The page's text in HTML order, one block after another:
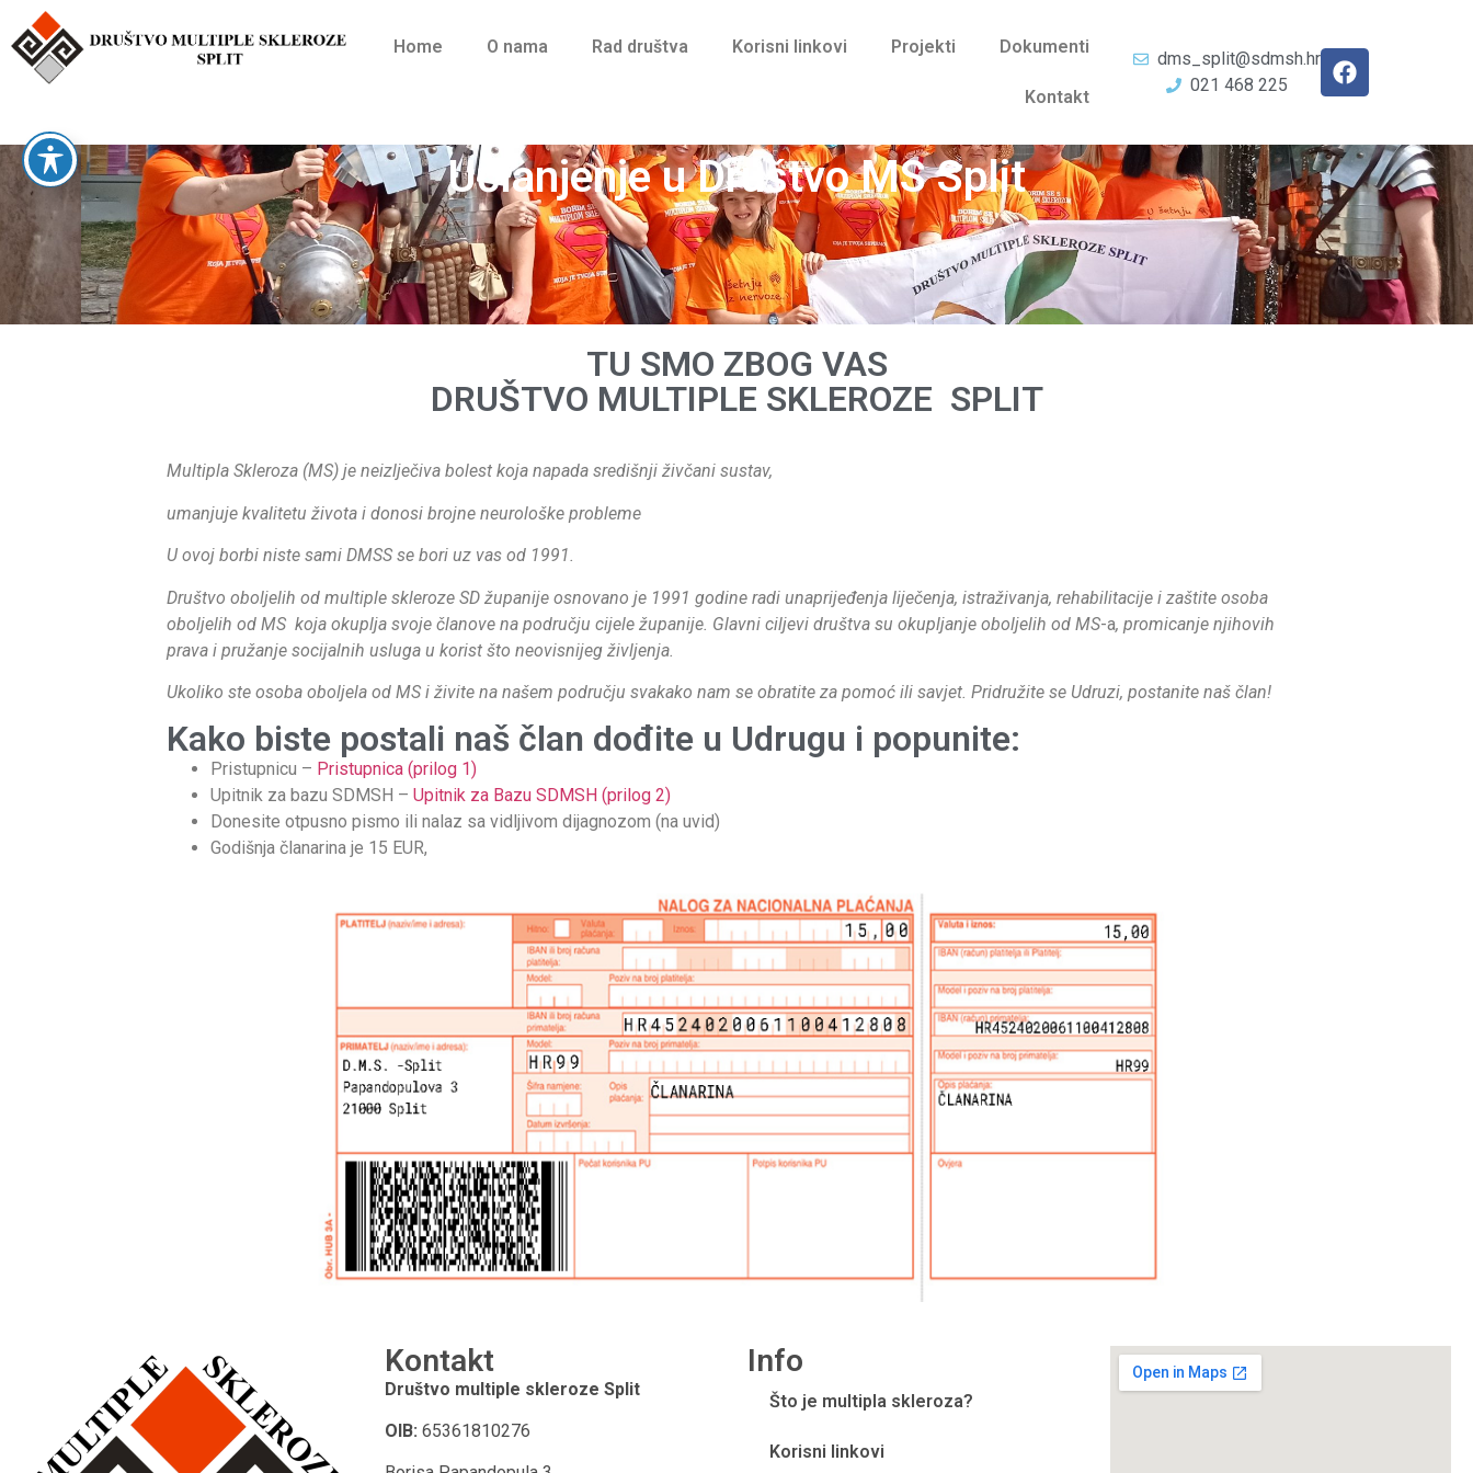
Home O nama Rad društva Korisni linkovi Projekti Dokumenti
Kontakt
dms_split@sdmsh.hr
021 468 225
Učlanjenje u Društvo MS Split
TU SMO ZBOG VAS
DRUŠTVO MULTIPLE SKLEROZE SPLIT
Multipla Skleroza (MS) je neizlječiva bolest koja napada središnji živčani sustav,
umanjuje kvalitetu života i donosi brojne neurološke probleme
U ovoj borbi niste sami DMSS se bori uz vas od 1991.
Društvo oboljelih od multiple skleroze SD županije osnovano je 1991 godine radi unaprijeđenja liječenja, istraživanja, rehabilitacije i zaštite osoba
oboljelih od MS koja okuplja svoje članove na području cijele županije. Glavni ciljevi društva su okupljanje oboljelih od MS-a, promicanje njihovih
prava i pružanje socijalnih usluga u korist što neovisnijeg življenja.
Ukoliko ste osoba oboljela od MS i živite na našem području svakako nam se obratite za pomoć ili savjet. Pridružite se Udruzi, postanite naš član!
Kako biste postali naš član dođite u Udrugu i popunite:
Pristupnicu – Pristupnica (prilog 1)
Upitnik za bazu SDMSH –Upitnik za Bazu SDMSH (prilog 2)
Donesite otpusno pismo ili nalaz sa vidljivom dijagnozom (na uvid)
Godišnja članarina je 15 EUR,
Kontakt
Društvo multiple skleroze Split
OIB: 65361810276
Info
Što je multipla skleroza?
Korisni linkovi